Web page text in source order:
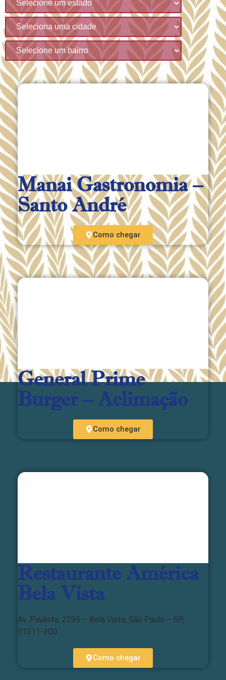
Manai Gastronomia –
Santo André
Como chegar
General Prime
Burger – Aclimação
Como chegar
Restaurante América
Bela Vista
Av. Paulista, 2295 – Bela Vista, São Paulo – SP,
01311-300
Como chegar